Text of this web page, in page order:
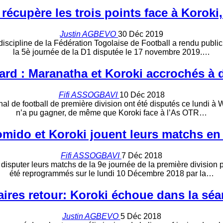
les trois points face à
Justin AGBEVO 30 Déc 2019
de la Fédération Togolaise de Football a rendu
la 5è journée de la D1 disputée le 17 novembre 2019.…
: Maranatha et Koroki accrochés à
Fifi ASSOGBAVI 10 Déc 2018
de football de première division ont été disputés ce lundi à
n’a pu gagner, de même que Koroki face à l’As OTR…
et Koroki jouent leurs matchs
Fifi ASSOGBAVI7 Déc 2018
leurs matchs de la 9e journée de la première
été reprogrammés sur le lundi 10 Décembre 2018 par la…
retour: Koroki échoue dans la
Justin AGBEVO 5 Déc 2018